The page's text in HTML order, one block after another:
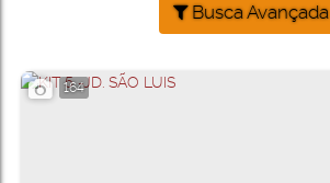
Busca Avançada
164